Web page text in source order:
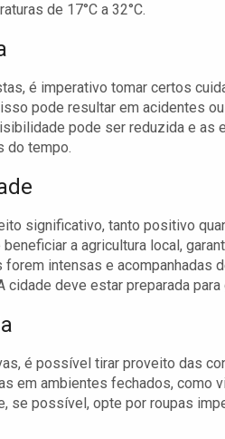
de 17°C a 32°C.
é imperativo tomar certos
pode resultar em acidentes
pode ser reduzida e
do tempo.
significativo, tanto positivo
a agricultura local,
intensas e acompanhadas
cidade deve estar preparada
é possível tirar proveito das
em ambientes fechados, como
se possível, opte por roupas